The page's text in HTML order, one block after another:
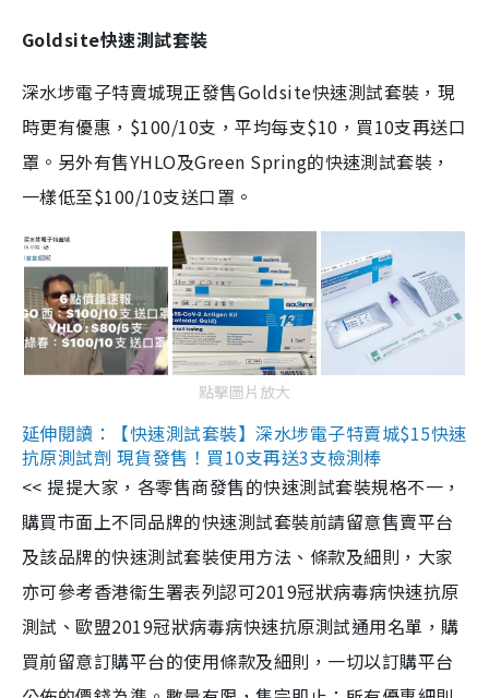
Goldsite快速測試套裝
深水埗電子特賣城現正發售Goldsite快速測試套裝，現
時更有優惠，$100/10支，平均每支$10，買10支再送口
罩。另外有售YHLO及Green Spring的快速測試套裝，
一樣低至$100/10支送口罩。
點擊圖片放大
延伸閱讀：【快速測試套裝】深水埗電子特賣城$15快速
抗原測試劑 現貨發售！買10支再送3支檢測棒
<< 提提大家，各零售商發售的快速測試套裝規格不一，
購買市面上不同品牌的快速測試套裝前請留意售賣平台
及該品牌的快速測試套裝使用方法、條款及細則，大家
亦可參考香港衞生署表列認可2019冠狀病毒病快速抗原
測試、歐盟2019冠狀病毒病快速抗原測試通用名單，購
買前留意訂購平台的使用條款及細則，一切以訂購平台